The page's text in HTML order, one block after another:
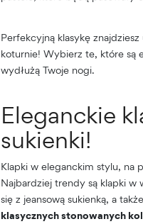
Perfekcyjną klasykę
koturnie! Wybierz te, które są
wydłużą Twoje nogi.
Eleganckie
sukienki!
Klapki w eleganckim stylu, na
Najbardziej trendy są klapki w
się z jeansową sukienką, a
klasycznych stonowanych